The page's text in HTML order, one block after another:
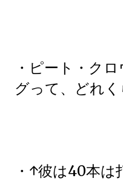
・ピート・ク
グって、どれ
・↑彼は40本は